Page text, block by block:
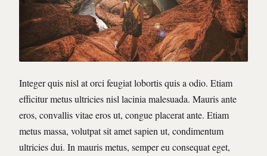
Integer quis nisl at orci feugiat lobortis quis a odio. Etiam
efficitur metus ultricies nisl lacinia malesuada. Mauris ante
eros, convallis vitae eros ut, congue placerat ante. Etiam
metus massa, volutpat sit amet sapien ut, condimentum
ultricies dui. In mauris metus, semper eu consequat eget,